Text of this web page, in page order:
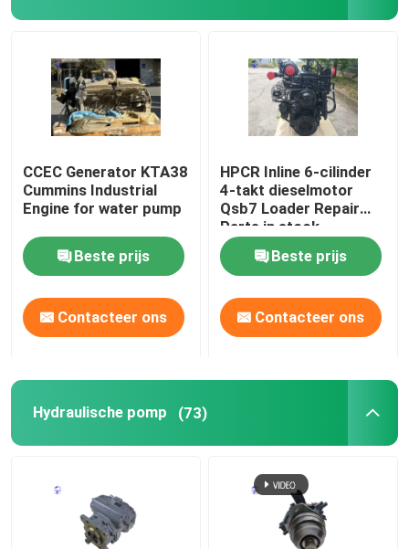
CCEC Generator KTA38
Cummins Industrial
Engine for water pump
Beste prijs
Contacteer ons
HPCR Inline 6-cilinder
4-takt dieselmotor
Qsb7 Loader Repair
Parts in stock
Beste prijs
Contacteer ons
Hydraulische pomp (73)